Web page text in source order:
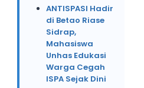
ANTISPASI Hadir
di Betao Riase
Sidrap,
Mahasiswa
Unhas Edukasi
Warga Cegah
ISPA Sejak Dini